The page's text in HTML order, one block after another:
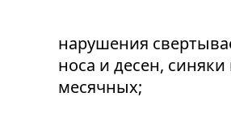
нарушения
носа и десен,
месячных;